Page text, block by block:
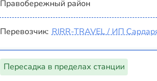
Правобережный район
Перевозчик: RIRR-TRAVEL / ИП
Пересадка в пределах станции